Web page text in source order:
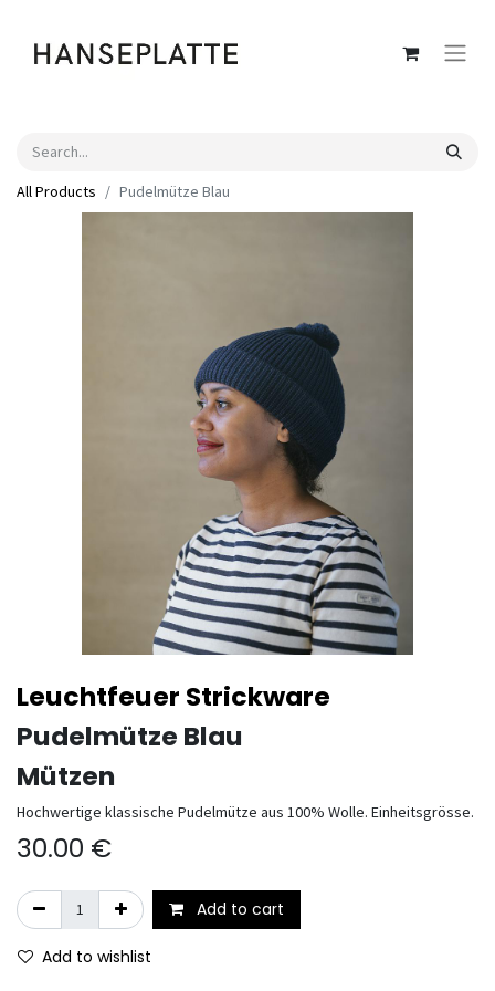
All Products Pudelmütze Blau
Leuchtfeuer Strickware
Pudelmütze Blau
Mützen
Hochwertige klassische Pudelmütze aus 100% Wolle. Einheitsgrösse.
30.00 €
Add to cart
Add to wishlist